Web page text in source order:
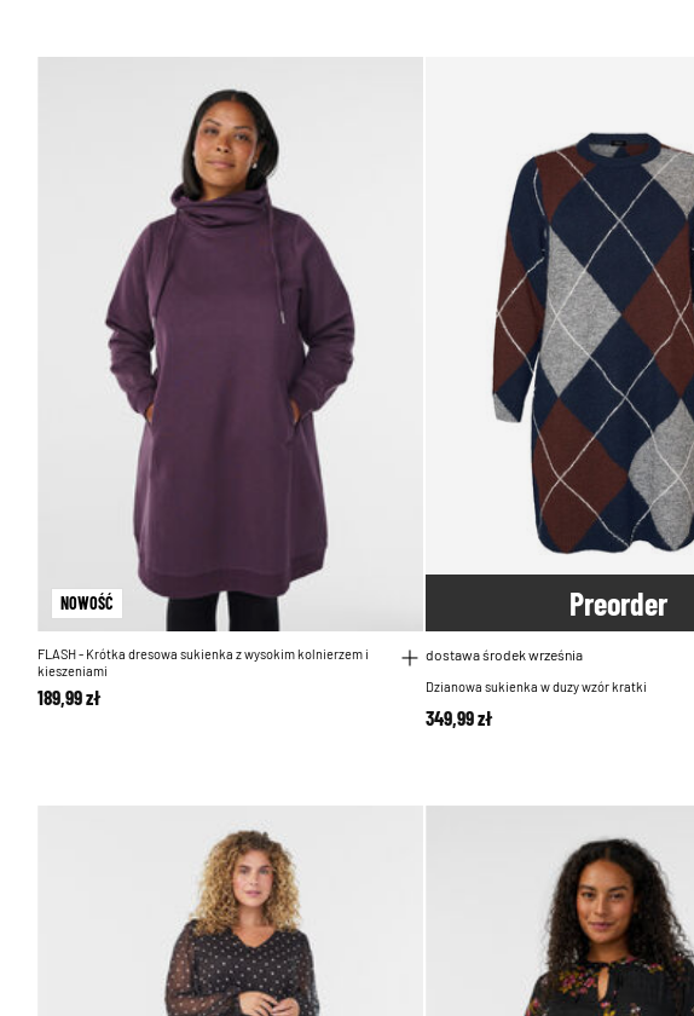
NOWOŚĆ
FLASH - Krótka dresowa sukienka z wysokim kolnierzem i
kieszeniami
189,99 zł
Preorder
dostawa środek września
Dzianowa sukienka w duzy wzór kratki
349,99 zł